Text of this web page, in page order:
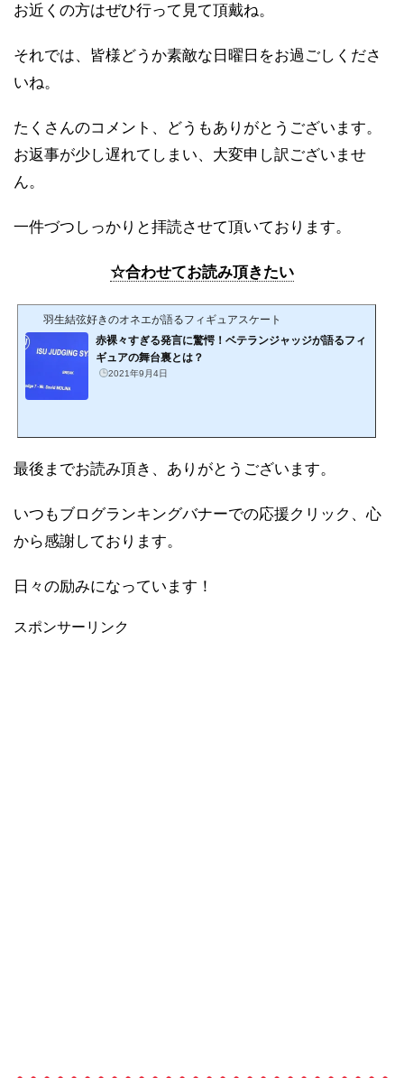
お近くの方はぜひ行って見て頂戴ね。
それでは、皆様どうか素敵な日曜日をお過ごしくださ
いね。
たくさんのコメント、どうもありがとうございます。
お返事が少し遅れてしまい、大変申し訳ございませ
ん。
一件づつしっかりと拝読させて頂いております。
☆合わせてお読み頂きたい
羽生結弦好きのオネエが語るフィギュアスケート
赤裸々すぎる発言に驚愕！ベテランジャッジが語るフィ
ギュアの舞台裏とは？
2021年9月4日
最後までお読み頂き、ありがとうございます。
いつもブログランキングバナーでの応援クリック、心
から感謝しております。
日々の励みになっています！
スポンサーリンク